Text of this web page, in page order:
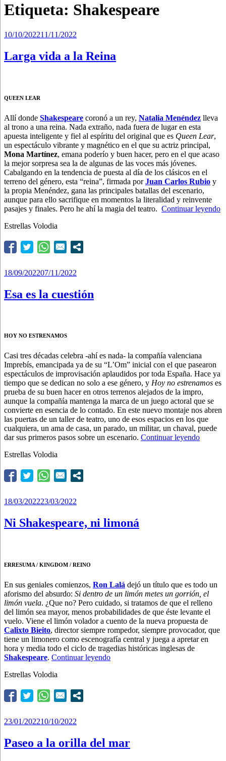
Etiqueta: Shakespeare
Publicado
10/10/202211/11/2022
Larga vida a la Reina
QUEEN LEAR
Allí donde Shakespeare coronó a un rey, Natalia Menéndez lleva
al trono a una reina. Nada extraño, nada fuera de lugar en esta
apuesta inteligente y fiel al espíritu del original que es Queen Lear,
un espectáculo vibrante y magnético en el que su actriz principal,
Mona Martínez, emana poderío y buen hacer, pero en el que acaso
la mejor sorpresa sea la de algunas de las voces más jóvenes.
Cabalgando en la tendencia de puesta al día de los clásicos en el
terreno del género, esta “reina”, firmada porJuan Carlos Rubio y
la propia Menéndez, gana las principales batallas del escenario,
aunque para ello sacrifique en momentos la literalidad y reinvente
pasajes y finales. Pero he ahí la magia del teatro. Continuar leyendo
Estrellas Volodia
Publicado
18/09/202207/11/2022
Esa es la cuestión
HOY NO ESTRENAMOS
Casi tres décadas celebra -ahí es nada- la compañía valenciana
Imprebís, emancipada ya de su “L’Om” inicial con el que pasearon
espectáculos de improvisación aplaudidos por toda España. Hace ya
tiempo que se dedican no solo a ese género, y Hoy no estrenamos es
prueba de su buen hacer en otros terrenos alejados de la impro,
aunque la compañía mantenga la marca de un juego actoral que se
convierte en esencia de lo contado. En este nuevo montaje nos abren
las puertas de un taller de teatro, uno de esos espacios en los que
cualquiera, un ama de casa, un parado, un militar, un chaval, puede
dar sus primeros pasos sobre un escenario. Continuar leyendo“Esa
Estrellas Volodia
Publicado
18/03/202223/03/2022
Ni Shakespeare, ni limoná
ERRESUMA / KINGDOM / REINO
En sus geniales comienzos, Ron Lalá dejó un título que es todo un
aforismo del absurdo: Si dentro de un limón metes un gorrión, el
limón vuela. ¿Que no? Pero cuidado, si tratamos de que el relleno
del limón sea mayor, menos probabilidades de que éste levante el
vuelo. Viene el limón volador a cuento de la nueva propuesta de
Calixto Bieito, director siempre rompedor, siempre provocador, que
tiene un limonero como escenografía central y juega a apretar en
hora y media todo el ciclo de tragedias históricas inglesas de
Shakespeare. Continuar leyendo“Ni
Estrellas Volodia
Publicado
23/01/202210/10/2022
Paseo a la orilla del mar